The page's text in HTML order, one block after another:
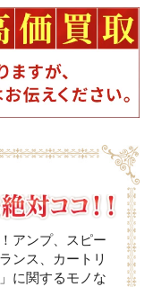
アンプ、スピー
ンス、カートリ
に関するモノな